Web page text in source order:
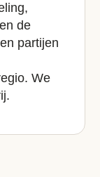
de
partijen
We